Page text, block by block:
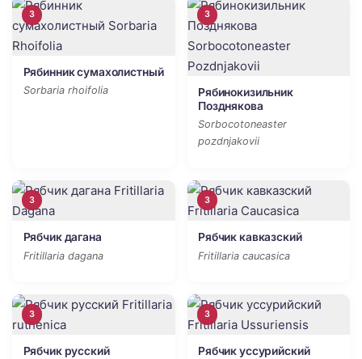
3
Рябинник сумахолистный
Sorbaria rhoifolia
3
Рябинокизильник
Позднякова
Sorbocotoneaster
pozdnjakovii
3
Рябчик дагана
Fritillaria dagana
3
Рябчик кавказский
Fritillaria caucasica
3
Рябчик русский
3
Рябчик уссурийский